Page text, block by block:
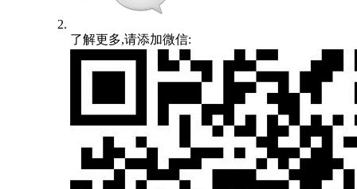
了解更多,请添加微信: